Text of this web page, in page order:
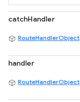
catchHandler
RouteHandlerObject
handler
RouteHandlerObject